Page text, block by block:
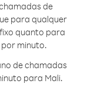
de
para qualquer
quanto para
minuto.
de chamadas
para Mali.